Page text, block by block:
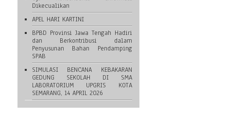
Dikecualikan
APEL HARI KARTINI
BPBD Provinsi Jawa Tengah Hadiri
dan Berkontribusi dalam
Penyusunan Bahan Pendamping
SPAB
SIMULASI BENCANA KEBAKARAN
GEDUNG SEKOLAH DI SMA
LABORATORIUM UPGRIS KOTA
SEMARANG, 14 APRIL 2026